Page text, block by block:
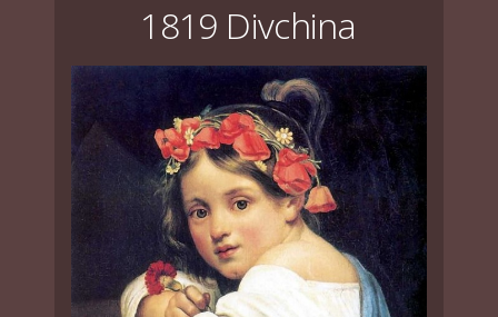
1819 Divchina